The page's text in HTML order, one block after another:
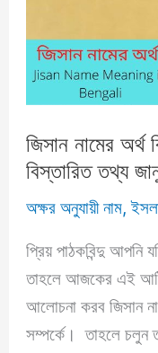
তথ্য
জানুন!
জিসান নামের
বিস্তারিত তথ্য
অক্ষর অনুযায়ী নাম,
প্রিয় পাঠকবিন্দু আপনি
তাহলে আজকের এই
আলোচনা করব জিসান
সম্পর্কে। তাহলে চলুন